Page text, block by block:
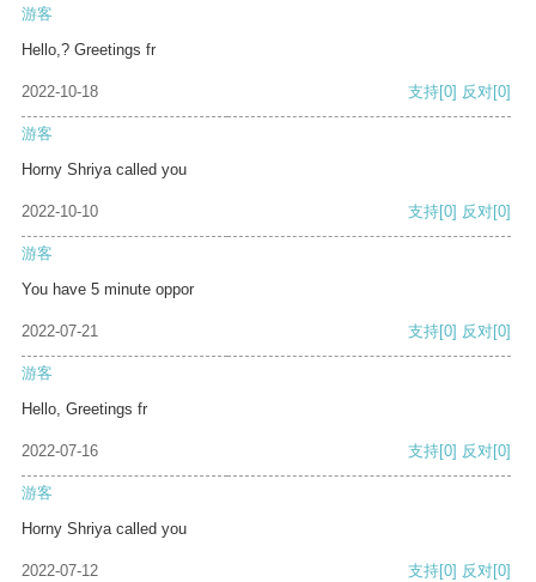
游客
Hello,? Greetings fr
2022-10-18 支持[0] 反对[0]
游客
Horny Shriya called you
2022-10-10 支持[0] 反对[0]
游客
You have 5 minute oppor
2022-07-21 支持[0] 反对[0]
游客
Hello, Greetings fr
2022-07-16 支持[0] 反对[0]
游客
Horny Shriya called you
2022-07-12 支持[0] 反对[0]